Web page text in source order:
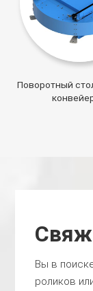
Поворотный
Вы в
роликов